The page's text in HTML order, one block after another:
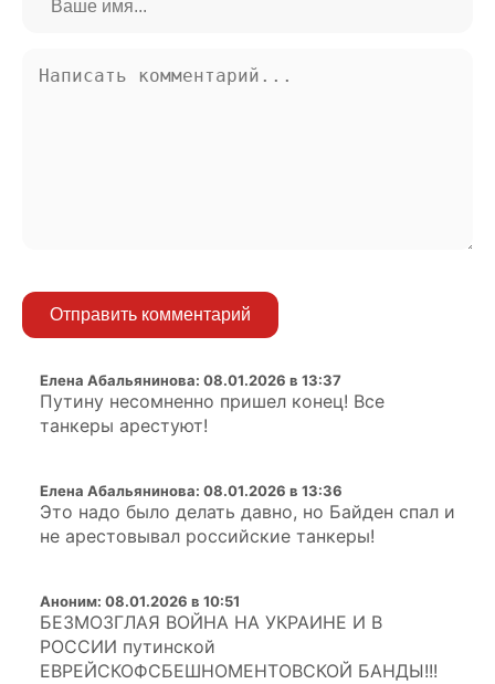
Отправить комментарий
Елена Абальянинова: 08.01.2026 в 13:37
Путину несомненно пришел конец! Все
танкеры арестуют!
Елена Абальянинова: 08.01.2026 в 13:36
Это надо было делать давно, но Байден спал и
не арестовывал российские танкеры!
Аноним: 08.01.2026 в 10:51
БЕЗМОЗГЛАЯ ВОЙНА НА УКРАИНЕ И В
РОССИИ путинской
ЕВРЕЙСКОФСБЕШНОМЕНТОВСКОЙ БАНДЫ!!!